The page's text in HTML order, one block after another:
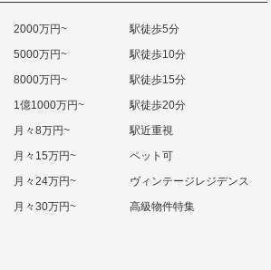
2000万円~
5000万円~
8000万円~
1億1000万円~
月々8万円~
月々15万円~
月々24万円~
月々30万円~
駅徒歩5分
駅徒歩10分
駅徒歩15分
駅徒歩20分
駅近重視
ペット可
ヴィンテージレジデンス
高級物件特集